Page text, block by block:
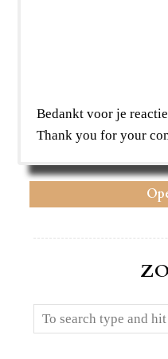
Bedankt voor je
Thank you for your